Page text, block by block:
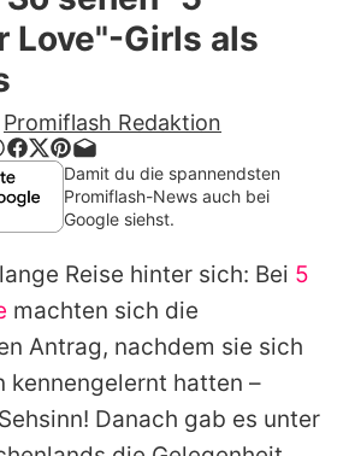
auf Promiflash
App runterladen
Team
Richtlinien
Impressum
Utiq verwalten
Love"-Girls als
Promiflash Redaktion
Damit du die spannendsten
Promiflash-News auch bei
Google siehst.
Reise hinter sich: Bei 5
machten sich die
Antrag, nachdem sie sich
kennengelernt hatten –
Danach gab es unter